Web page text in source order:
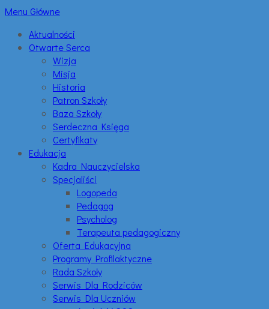
Menu Główne
Aktualności
Otwarte Serca
Wizja
Misja
Historia
Patron Szkoły
Baza Szkoły
Serdeczna Księga
Certyfikaty
Edukacja
Kadra Nauczycielska
Specjaliści
Logopeda
Pedagog
Psycholog
Terapeuta pedagogiczny
Oferta Edukacyjna
Programy Profilaktyczne
Rada Szkoły
Serwis Dla Rodziców
Serwis Dla Uczniów